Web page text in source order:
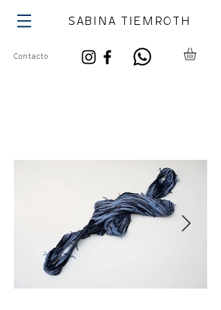
Contacto
SABINA TIEMROTH